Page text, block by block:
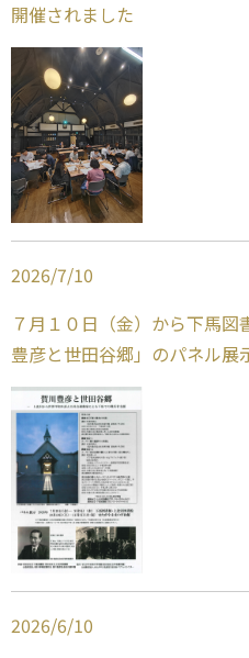
開催されました
2026/7/10
７月１０日（金）から下馬
豊彦と世田谷郷」のパネル展
2026/6/10